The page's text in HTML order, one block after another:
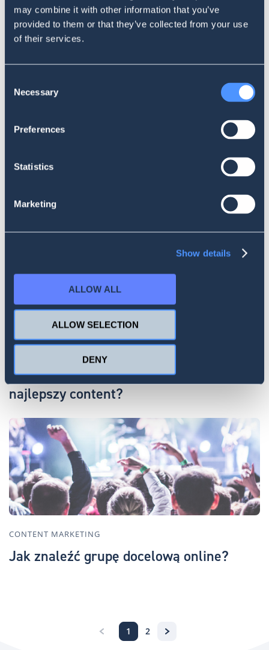
may combine it with other information that you’ve
provided to them or that they’ve collected from your use
of their services.
Selection
Necessary
Preferences
Statistics
Marketing
Show details
ALLOW ALL
ALLOW SELECTION
DENY
Ciężarówka, talizman, seriale i
komputery – podsumowanie
SentiOne dla blogerów
Real-time marketing. Jak tworzyć
najlepszy content?
CONTENT MARKETING
Jak znaleźć grupę docelową online?
1 2